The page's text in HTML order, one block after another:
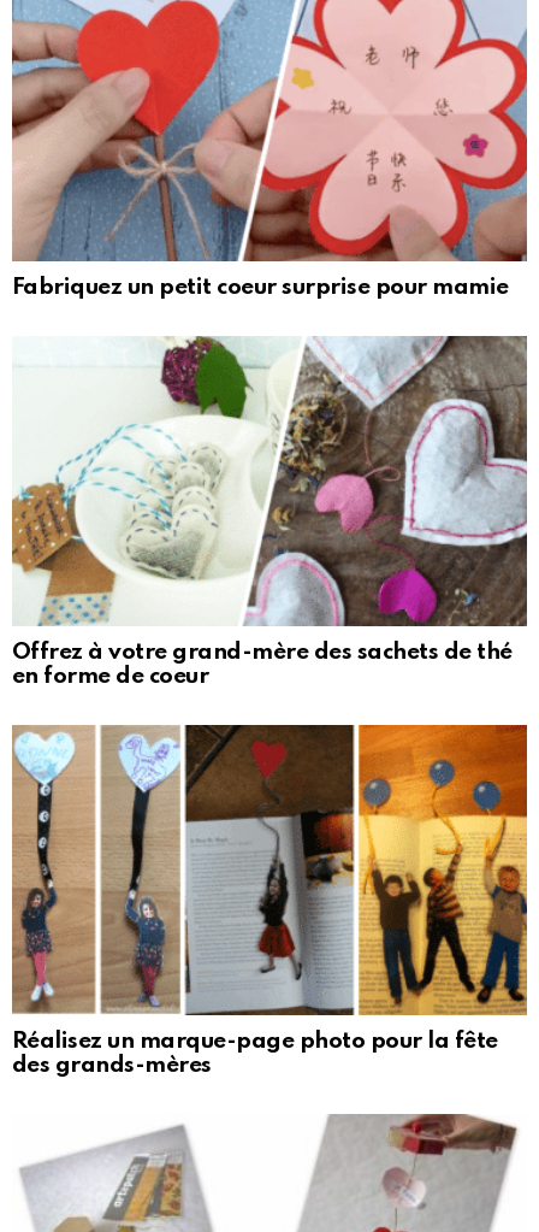
Fabriquez un petit coeur surprise pour mamie
Offrez à votre grand-mère des sachets de thé
en forme de coeur
Réalisez un marque-page photo pour la fête
des grands-mères